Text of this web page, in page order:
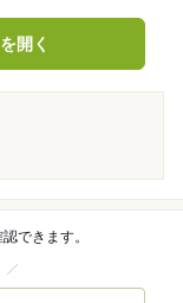
開く
できます。